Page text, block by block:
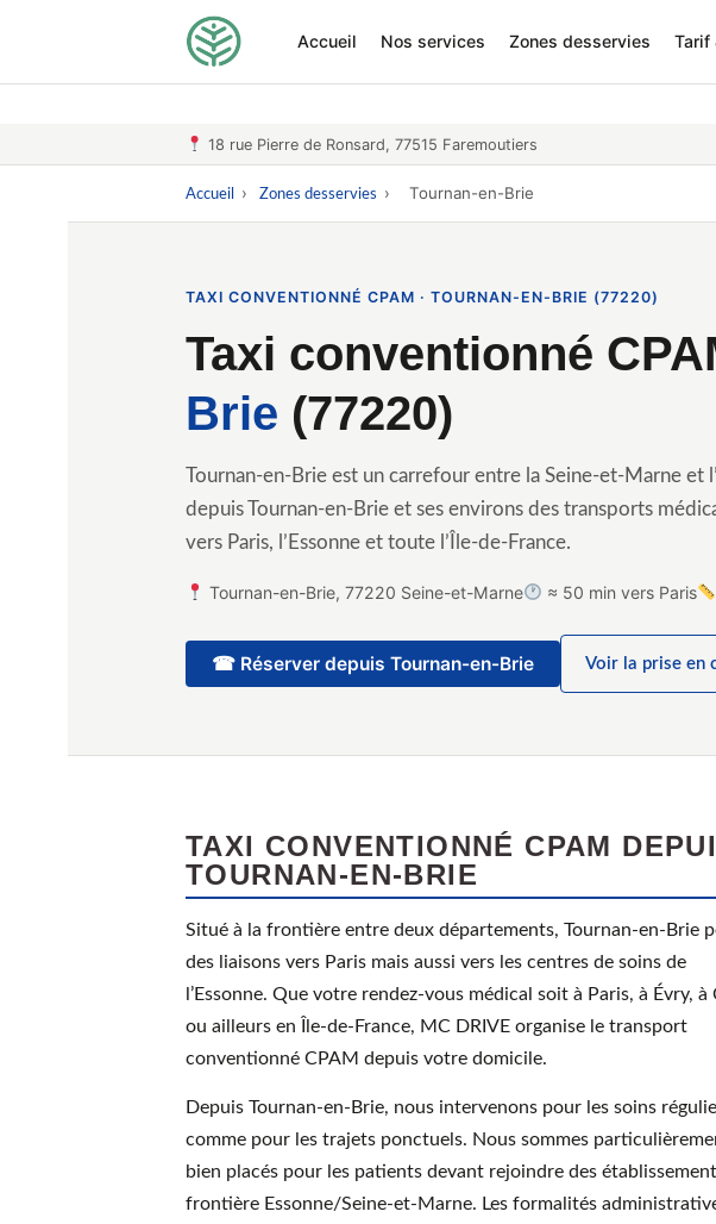
18 rue Pierre de Ronsard, 77515 Faremoutiers
Accueil Nos services Zones desservies Tarif
Accueil › Zones desservies › Tournan-en-Brie
TAXI CONVENTIONNÉ CPAM · TOURNAN-EN-BRIE (77220)
Taxi conventionné
Brie (77220)
Tournan-en-Brie est un carrefour entre la Seine-et-Marne et
depuis Tournan-en-Brie et ses environs des transports
vers Paris, l’Essonne et toute l’Île-de-France.
Tournan-en-Brie, 77220 Seine-et-Marne ≈ 50 min vers Paris
☎ Réserver depuis Tournan-en-Brie Voir la prise en
TAXI CONVENTIONNÉ CPAM
TOURNAN-EN-BRIE
Situé à la frontière entre deux départements, Tournan-en-Brie
des liaisons vers Paris mais aussi vers les centres de soins de
l’Essonne. Que votre rendez-vous médical soit à Paris, à Évry, à
ou ailleurs en Île-de-France, MC DRIVE organise le transport
conventionné CPAM depuis votre domicile.
Depuis Tournan-en-Brie, nous intervenons pour les soins
comme pour les trajets ponctuels. Nous sommes
bien placés pour les patients devant rejoindre des
frontière Essonne/Seine-et-Marne. Les formalités